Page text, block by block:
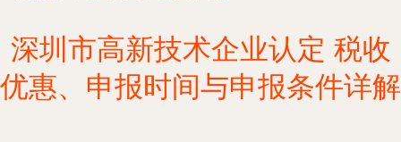
深圳市高新技术企业认定 税收
优惠、申报时间与申报条件详解